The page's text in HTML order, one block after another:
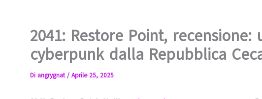
2041: Restore Point,
cyberpunk dalla Repubblica
Di angrygnat/ Aprile 25, 2025